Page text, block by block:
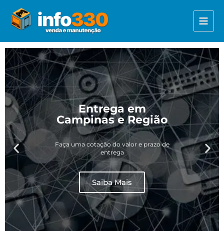
para
Main
Menu
Entrega em
Campinas e Região
Faça uma cotação do valor e prazo de
entrega
Saiba Mais